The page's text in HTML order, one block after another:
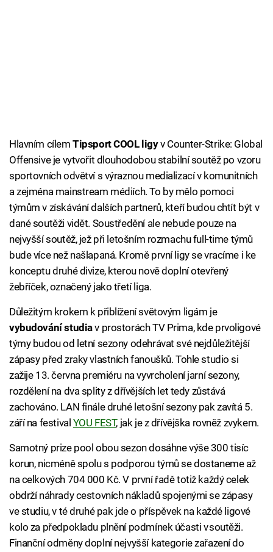
Hlavním cílemTipsport COOL ligyv Counter-Strike: Global
Offensive je vytvořit dlouhodobou stabilní soutěž po vzoru
sportovních odvětví s výraznou medializací v komunitních
a zejména mainstream médiích. To by mělo pomoci
týmům v získávání dalších partnerů, kteří budou chtít být v
dané soutěži vidět. Soustředění ale nebude pouze na
nejvyšší soutěž, jež při letošním rozmachu full-time týmů
bude více než našlapaná. Kromě první ligy se vracíme i ke
konceptu druhé divize, kterou nově doplní otevřený
žebříček, označený jako třetí liga.
Důležitým krokem k přiblížení světovým ligám je
vybudování studiav prostorách TV Prima, kde prvoligové
týmy budou od letní sezony odehrávat své nejdůležitější
zápasy před zraky vlastních fanoušků. Tohle studio si
zažije 13. června premiéru na vyvrcholení jarní sezony,
rozdělení na dva splity z dřívějších let tedy zůstává
zachováno. LAN finále druhé letošní sezony pak zavítá 5.
září na festival YOU FEST, jak je z dřívějška rovněž zvykem.
Samotný prize pool obou sezon dosáhne výše 300 tisíc
korun, nicméně spolu s podporou týmů se dostaneme až
na celkových 704 000 Kč. V první řadě totiž každý celek
obdrží náhrady cestovních nákladů spojenými se zápasy
ve studiu, v té druhé pak jde o příspěvek na každé ligové
kolo za předpokladu plnění podmínek účasti v soutěži.
Finanční odměny doplní nejvyšší kategorie zařazení do